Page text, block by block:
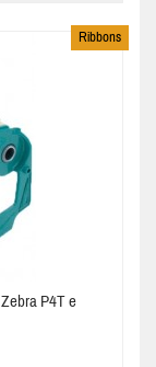
Ribbons
P4T e